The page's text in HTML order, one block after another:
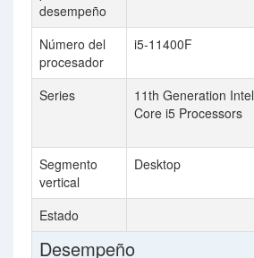
desempeño
Número del
procesador
i5-11400F
Series
11th Generation Intel
Core i5 Processors
Segmento
vertical
Desktop
Estado
Desempeño